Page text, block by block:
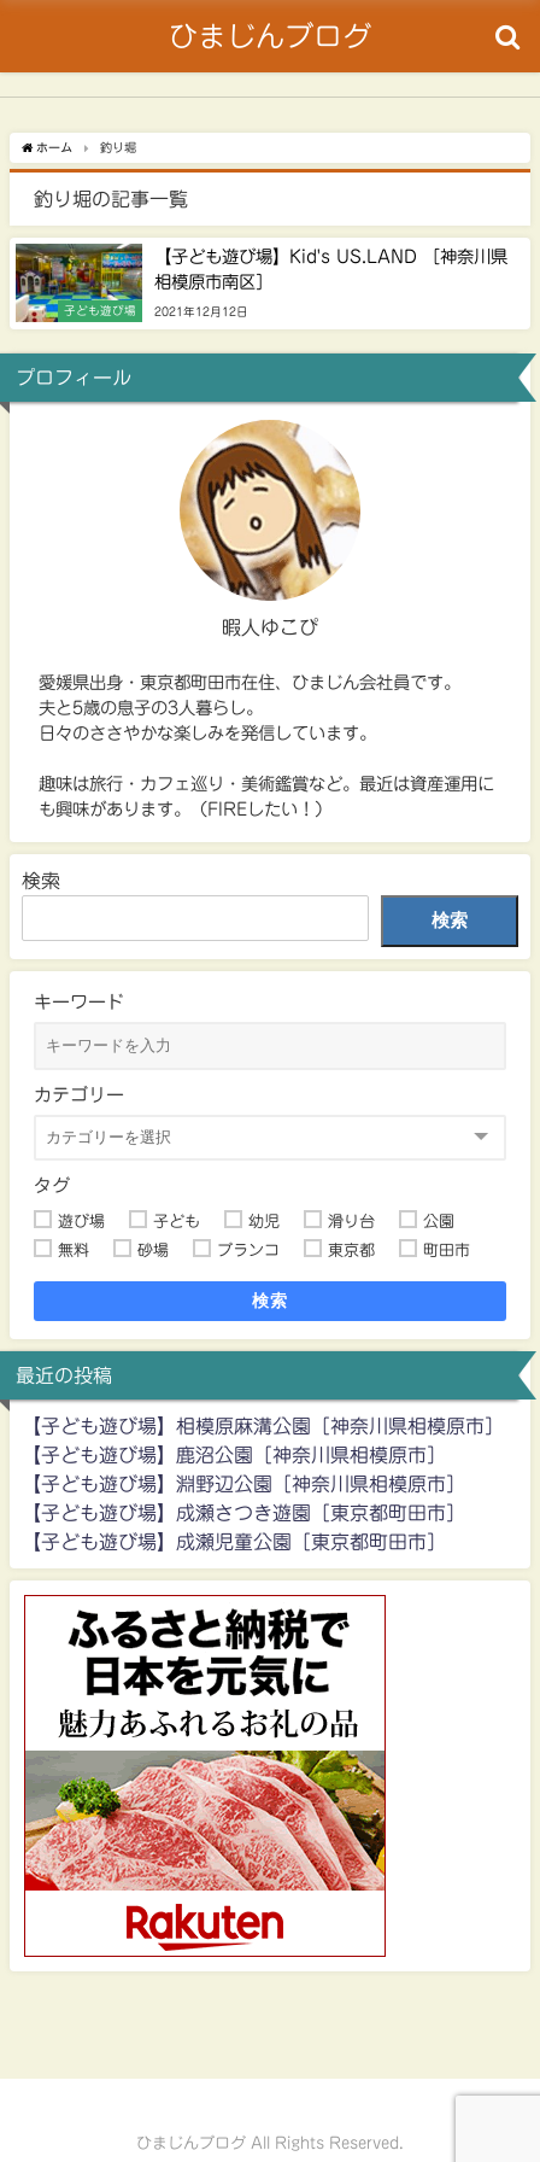
ひまじんブログ
ホーム 釣り堀
釣り堀の記事一覧
子ども遊び場
【子ども遊び場】Kid's US.LAND ［神奈川県
相模原市南区］
2021年12月12日
プロフィール
暇人ゆこぴ
愛媛県出身・東京都町田市在住、ひまじん会社員です。
夫と5歳の息子の3人暮らし。
日々のささやかな楽しみを発信しています。
趣味は旅行・カフェ巡り・美術鑑賞など。最近は資産運用に
も興味があります。（FIREしたい！）
検索
検索
キーワード
カテゴリー
タグ
遊び場 子ども 幼児 滑り台
公園
無料
砂場 ブランコ 東京都 町田市
検索
最近の投稿
【子ども遊び場】相模原麻溝公園［神奈川県相模原市］
【子ども遊び場】鹿沼公園［神奈川県相模原市］
【子ども遊び場】淵野辺公園［神奈川県相模原市］
【子ども遊び場】成瀬さつき遊園［東京都町田市］
【子ども遊び場】成瀬児童公園［東京都町田市］
ひまじんブログ All Rights Reserved.